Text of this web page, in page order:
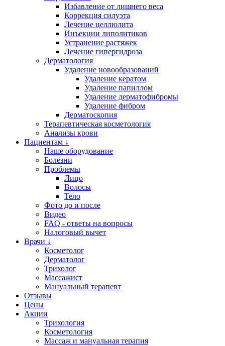
Избавление от лишнего веса
Коррекция силуэта
Лечение целлюлита
Инъекции липолитиков
Устранение растяжек
Лечение гипергидроза
Дерматология
Удаление новообразований
Удаление кератом
Удаление папиллом
Удаление дерматофибромы
Удаление фибром
Дерматоскопия
Терапевтическая косметология
Анализы крови
Пациентам ↓
Наше оборудование
Болезни
Проблемы
Лицо
Волосы
Тело
Фото до и после
Видео
FAQ - ответы на вопросы
Налоговый вычет
Врачи ↓
Косметолог
Дерматолог
Трихолог
Массажист
Мануальный терапевт
Отзывы
Цены
Акции
Трихология
Косметология
Массаж и мануальная терапия